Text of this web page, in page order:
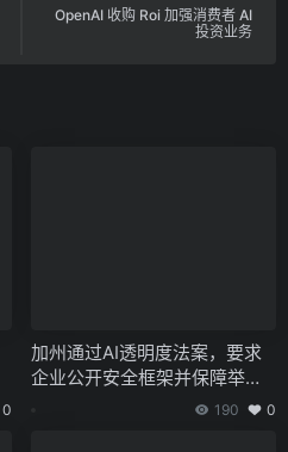
OpenAI 收购 Roi 加强消费者 AI
投资业务
0
加州通过AI透明度法案，要求
企业公开安全框架并保障举报
190 0